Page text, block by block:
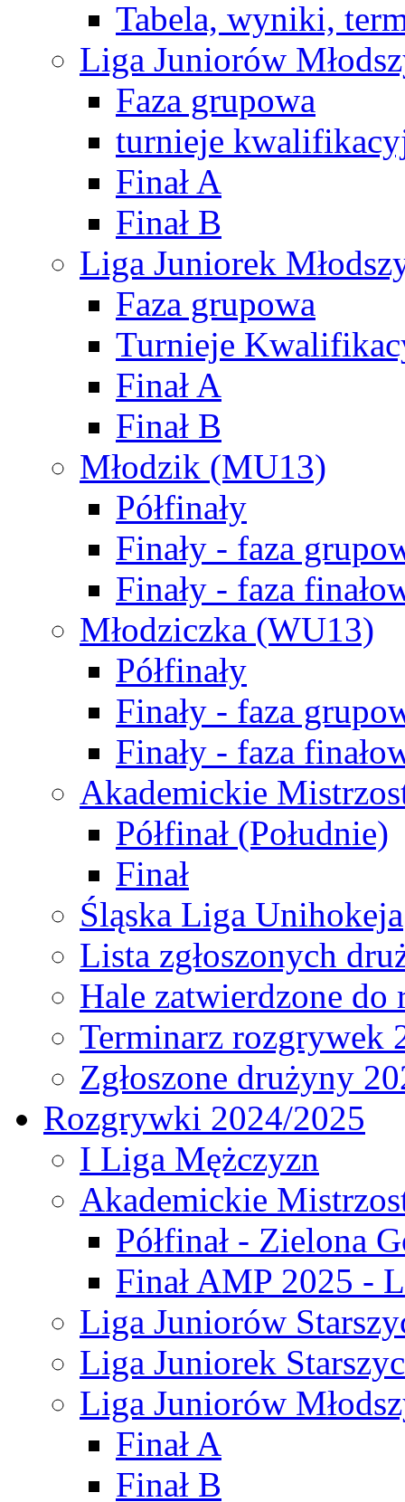
Tabela, wyniki,
Liga Juniorów
Faza grupowa
turnieje
Finał A
Finał B
Liga Juniorek
Faza grupowa
Turnieje
Finał A
Finał B
Młodzik (MU13)
Półfinały
Finały - faza
Finały - faza
Młodziczka (WU13)
Półfinały
Finały - faza
Finały - faza
Akademickie
Półfinał (Południe)
Finał
Śląska Liga Unihokeja
Lista zgłoszonych
Hale zatwierdzone do
Terminarz rozgrywek
Zgłoszone drużyny
Rozgrywki 2024/2025
I Liga Mężczyzn
Akademickie
Półfinał - Zielona
Finał AMP 2025 -
Liga Juniorów
Liga Juniorek
Liga Juniorów
Finał A
Finał B